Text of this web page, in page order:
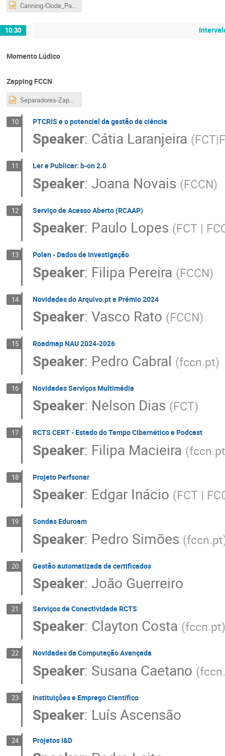
Canning-Clode_Para além do azul.pptx
10:30
Momento Lúdico
Zapping FCCN
Separadores-Zappinng-FCCN-Jornadas-2024 (1).pptx
10 PTCRIS e o potencial da gestão de ciência
Speaker: Cátia Laranjeira (
11 Ler e Publicar: b-on 2.0
Speaker: Joana Novais (FCCN)
12 Serviço de Acesso Aberto (RCAAP)
Speaker: Paulo Lopes (FCT |
13 Polen - Dados de Investigação
Speaker: Filipa Pereira (FCCN)
14 Novidades do Arquivo.pt e Prémio 2024
Speaker: Vasco Rato (FCCN)
15 Roadmap NAU 2024-2026
Speaker: Pedro Cabral (fccn.pt)
16 Novidades Serviços Multimédia
Speaker: Nelson Dias (FCT)
17 RCTS CERT - Estado do Tempo Cibernético e Podcast
Speaker: Filipa Macieira (fccn.pt
18 Projeto Perfsonar
Speaker: Edgar Inácio (FCT |
19 Sondas Eduroam
Speaker: Pedro Simões (fccn.pt
20 Gestão automatizada de certificados
Speaker: João Guerreiro
21 Serviços de Conectividade RCTS
Speaker: Clayton Costa (fccn.pt)
22 Novidades da Computação Avançada
Speaker: Susana Caetano (
23 Instituições e Emprego Científico
Speaker: Luís Ascensão
24 Projetos I&D